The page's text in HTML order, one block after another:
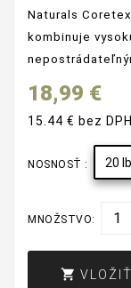
Naturals
kombinuje
18,99 €
15.44 € bez DPH
NOSNOSŤ : 20 lb
MNOŽSTVO:
